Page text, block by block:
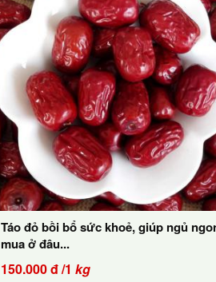
Táo đỏ bồi bổ sức khoẻ, giúp ngủ
mua ở đâu...
150.000đ/1 kg